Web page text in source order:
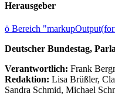
Herausgeber
ö Bereich
Deutscher Bundestag,
Verantwortlich: Frank
Redaktion: Lisa Brüßler,
Sandra Schmid, Michael